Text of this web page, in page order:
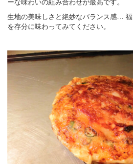
生地の美味しさと絶妙なバランス感…
を存分に味わってみてください。